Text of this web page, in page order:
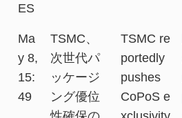
ES
Ma
y 8,
15:
49
TSMC、
次世代パ
ッケージ
ング優位
TSMC re
portedly
pushes
CoPoS e